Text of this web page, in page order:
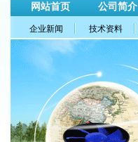
网站首页 公司简介
企业新闻 技术资料